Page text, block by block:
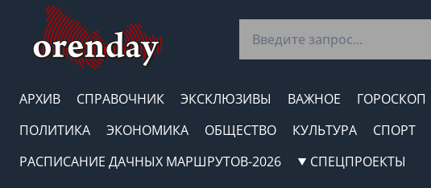
АРХИВ СПРАВОЧНИК ЭКСКЛЮЗИВЫ ВАЖНОЕ ГОРОСКОП
ПОЛИТИКА
ЭКОНОМИКА ОБЩЕСТВО КУЛЬТУРА СПОРТ
РАСПИСАНИЕ ДАЧНЫХ МАРШРУТОВ-2026
СПЕЦПРОЕКТЫ